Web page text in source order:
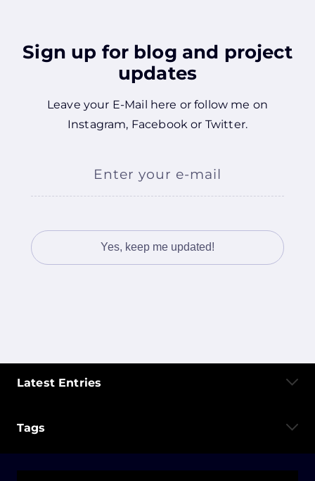
Sign up for blog and project
updates
Leave your E-Mail here or follow me on
Instagram, Facebook or Twitter.
Enter your e-mail
Latest Entries
Tags